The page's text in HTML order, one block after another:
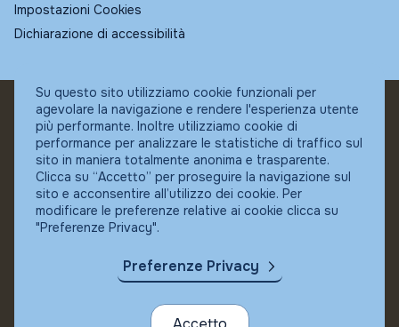
Impostazioni Cookies
Dichiarazione di accessibilità
© Fundstore
Collocatore autorizzato:
Banca Ifigest SpA
P.Iva: 04337180485
Su questo sito utilizziamo cookie funzionali per
agevolare la navigazione e rendere l'esperienza utente
più performante. Inoltre utilizziamo cookie di
performance per analizzare le statistiche di traffico sul
sito in maniera totalmente anonima e trasparente.
Clicca su “Accetto” per proseguire la navigazione sul
sito e acconsentire all’utilizzo dei cookie. Per
modificare le preferenze relative ai cookie clicca su
"Preferenze Privacy".
Preferenze Privacy